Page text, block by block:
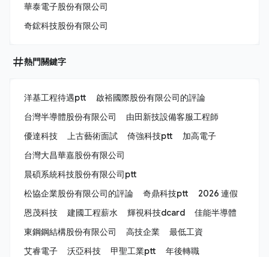
華泰電子股份有限公司
奇鋐科技股份有限公司
熱門關鍵字
洋基工程待遇ptt
啟裕國際股份有限公司的評論
台灣半導體股份有限公司
由田新技設備客服工程師
優達科技
上古藝術面試 倚強科技ptt
加高電子
台灣大昌華嘉股份有限公司
晨碩系統科技股份有限公司ptt
松協企業股份有限公司的評論
奇鼎科技ptt
2026 連假
恩茂科技
建國工程薪水 輝視科技dcard
佳能半導體
東鋼鋼結構股份有限公司
高技企業
最低工資
艾睿電子
沃亞科技 甲聖工業ptt
年後轉職